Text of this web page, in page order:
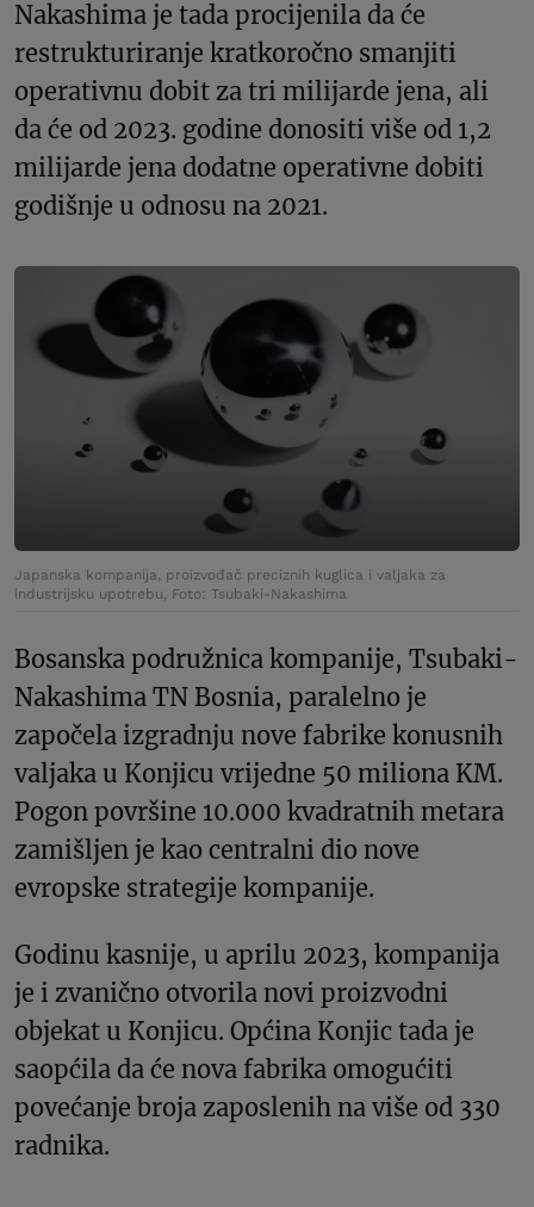
Nakashima je tada procijenila da će
restrukturiranje kratkoročno smanjiti
operativnu dobit za tri milijarde jena, ali
da će od 2023. godine donositi više od 1,2
milijarde jena dodatne operativne dobiti
godišnje u odnosu na 2021.
Japanska kompanija, proizvođač preciznih kuglica i valjaka za
industrijsku upotrebu, Foto: Tsubaki-Nakashima
Bosanska podružnica kompanije, Tsubaki-
Nakashima TN Bosnia, paralelno je
započela izgradnju nove fabrike konusnih
valjaka u Konjicu vrijedne 50 miliona KM.
Pogon površine 10.000 kvadratnih metara
zamišljen je kao centralni dio nove
evropske strategije kompanije.
Godinu kasnije, u aprilu 2023, kompanija
je i zvanično otvorila novi proizvodni
objekat u Konjicu. Općina Konjic tada je
saopćila da će nova fabrika omogućiti
povećanje broja zaposlenih na više od 330
radnika.